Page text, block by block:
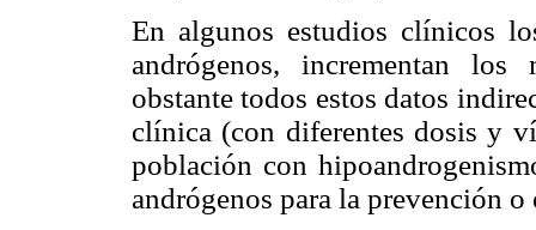
En algunos estudios clínicos
andrógenos, incrementan los
obstante todos estos datos
clínica (con diferentes dosis y
población con
andrógenos para la prevención